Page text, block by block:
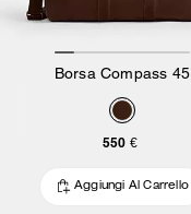
Borsa Compass 45
550 €
Aggiungi Al Carrello